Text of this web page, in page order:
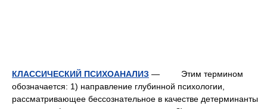
КЛАССИЧЕСКИЙ ПСИХОАНАЛИЗ — Этим термином
обозначается: 1) направление глубинной психологии,
рассматривающее бессознательное в качестве детерминанты